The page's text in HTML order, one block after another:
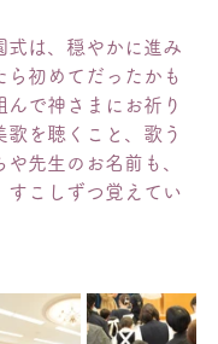
式は、穏やかに進み
ら初めてだったかも
んで神さまにお祈り
歌を聴くこと、歌う
や先生のお名前も、
すこしずつ覚えてい